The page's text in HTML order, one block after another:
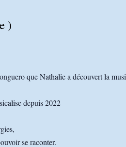
)
que Nathalie a découvert la
depuis 2022
se raconter.